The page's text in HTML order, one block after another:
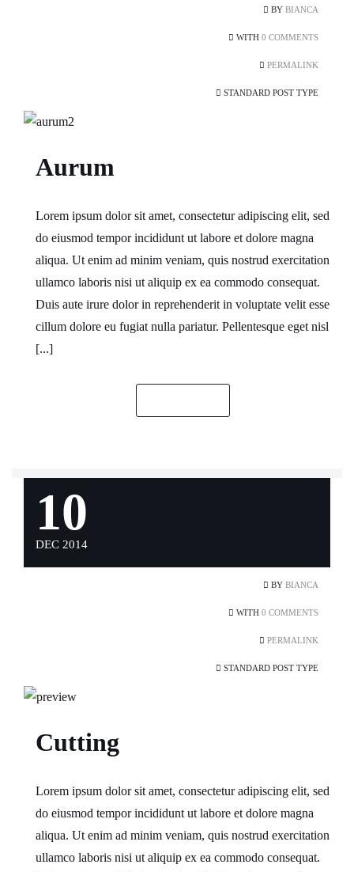
BY BIANCA
WITH 0 COMMENTS
PERMALINK
STANDARD POST TYPE
Aurum
Lorem ipsum dolor sit amet, consectetur adipiscing elit, sed
do eiusmod tempor incididunt ut labore et dolore magna
aliqua. Ut enim ad minim veniam, quis nostrud exercitation
ullamco laboris nisi ut aliquip ex ea commodo consequat.
Duis aute irure dolor in reprehenderit in voluptate velit esse
cillum dolore eu fugiat nulla pariatur. Pellentesque eget nisl
[...]
10
DEC 2014
BY BIANCA
WITH 0 COMMENTS
PERMALINK
STANDARD POST TYPE
Cutting
Lorem ipsum dolor sit amet, consectetur adipiscing elit, sed
do eiusmod tempor incididunt ut labore et dolore magna
aliqua. Ut enim ad minim veniam, quis nostrud exercitation
ullamco laboris nisi ut aliquip ex ea commodo consequat.